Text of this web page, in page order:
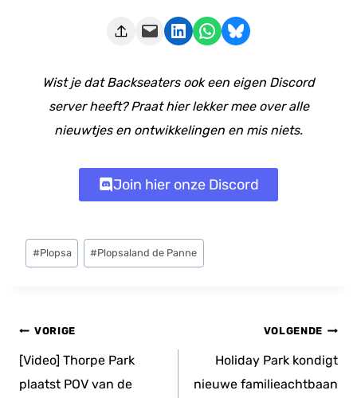
Deze pagina e-mailen Delen op LinkedIn Delen via WhatsApp Share on Bluesky
Wist je dat Backseaters ook een eigen Discord
server heeft? Praat hier lekker mee over alle
nieuwtjes en ontwikkelingen en mis niets.
Join hier onze Discord
Bericht
tags:
#Plopsa #Plopsaland de Panne
Bericht
navigatie
VORIGE
[Video] Thorpe Park
plaatst POV van de
VOLGENDE
Holiday Park kondigt
nieuwe familieachtbaan